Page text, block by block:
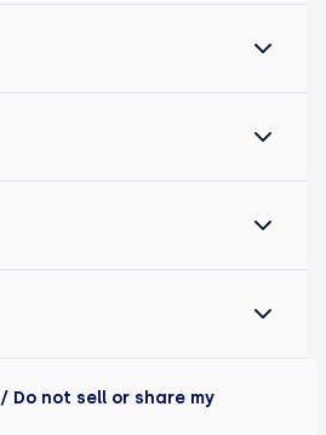
/ Do not sell or share my